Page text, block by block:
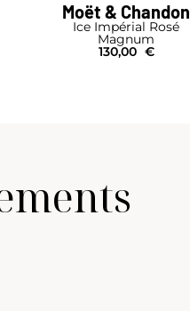
Moët & Chandon
Ice Impérial Rosé
Magnum
130,00 €